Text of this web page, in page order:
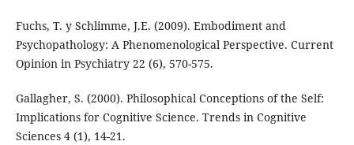
Fuchs, T. y Schlimme, J.E. (2009). Embodiment and
Psychopathology: A Phenomenological Perspective. Current
Opinion in Psychiatry 22 (6), 570-575.
Gallagher, S. (2000). Philosophical Conceptions of the Self:
Implications for Cognitive Science. Trends in Cognitive
Sciences 4 (1), 14-21.